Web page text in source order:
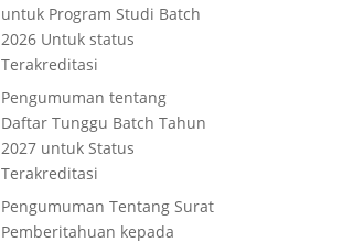
untuk Program Studi Batch
2026 Untuk status
Terakreditasi
Pengumuman tentang
Daftar Tunggu Batch Tahun
2027 untuk Status
Terakreditasi
Pengumuman Tentang Surat
Pemberitahuan kepada